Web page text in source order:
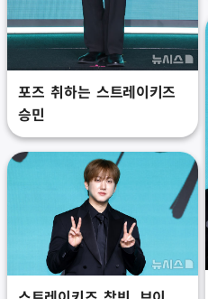
포즈 취하는 스트레이키즈
승민